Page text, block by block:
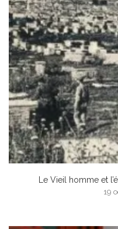
Le Vieil homme et
19